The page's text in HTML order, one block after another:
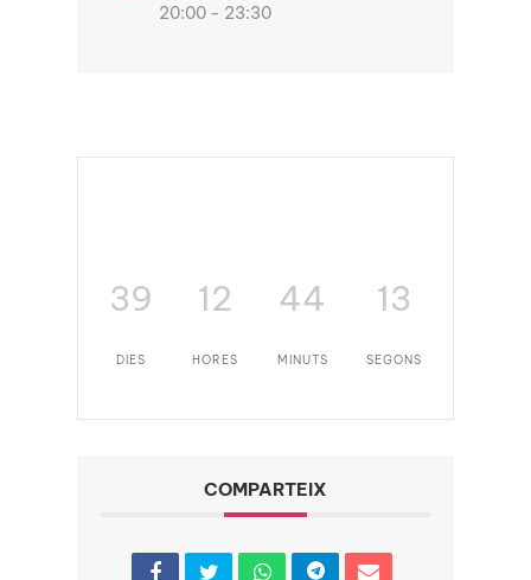
20:00 - 23:30
39
DIES
12
HORES
44
MINUTS
13
SEGONS
COMPARTEIX